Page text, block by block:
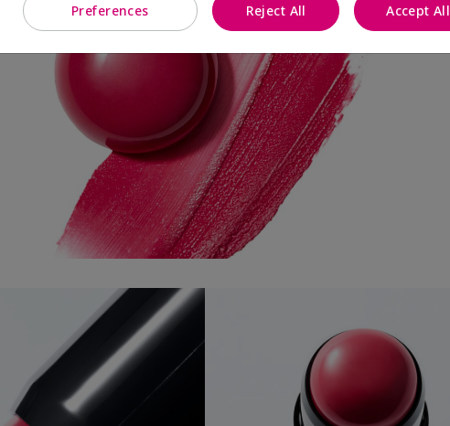
Preferences Reject All Accept All